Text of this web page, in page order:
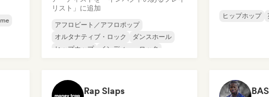
リスト」に追加
アフロビート／アフロポップ
オルタナティブ・ロック
ダンスホール
ヒップホップ
インディー・ロック
ヒップホップ
Rap Slaps